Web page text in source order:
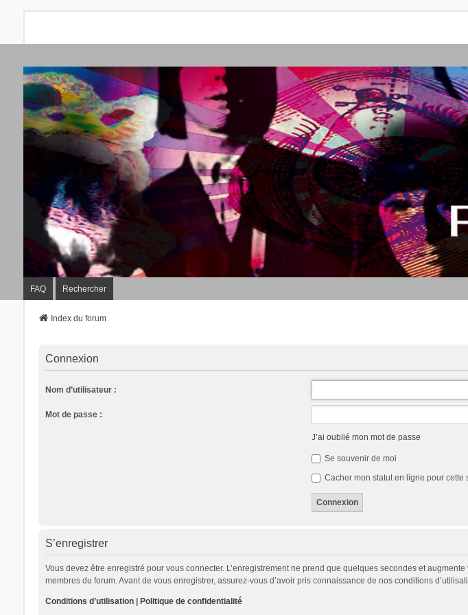
FAQ Rechercher
Index du forum
Connexion
Nom d’utilisateur :
Mot de passe :
J’ai oublié mon mot de passe
Se souvenir de moi
Cacher mon statut en ligne pour cette
S’enregistrer
Vous devez être enregistré pour vous connecter. L’enregistrement ne prend que quelques secondes et
membres du forum. Avant de vous enregistrer, assurez-vous d’avoir pris connaissance de nos conditions
Conditions d’utilisation| Politique de confidentialité